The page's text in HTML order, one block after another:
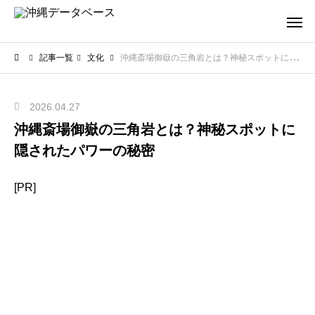
記事一覧 文化 沖縄斎場御嶽の三角岩とは？神秘スポットに隠されたパワーの秘密
2026.04.27
沖縄斎場御嶽の三角岩とは？神秘スポットに
隠されたパワーの秘密
[PR]